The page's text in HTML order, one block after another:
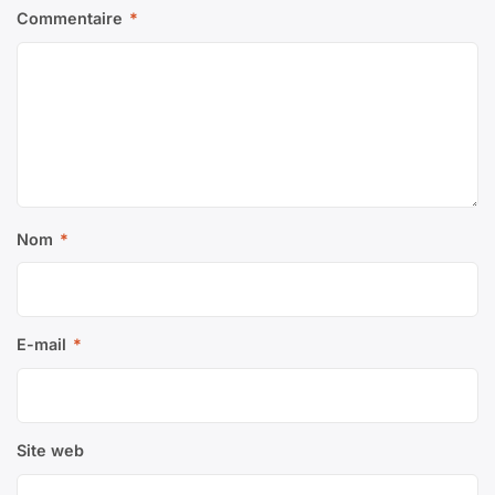
Commentaire *
Nom *
E-mail *
Site web